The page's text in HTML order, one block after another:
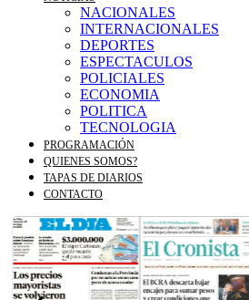
NACIONALES
INTERNACIONALES
DEPORTES
ESPECTACULOS
POLICIALES
ECONOMIA
POLITICA
TECNOLOGIA
PROGRAMACIÓN
QUIENES SOMOS?
TAPAS DE DIARIOS
CONTACTO